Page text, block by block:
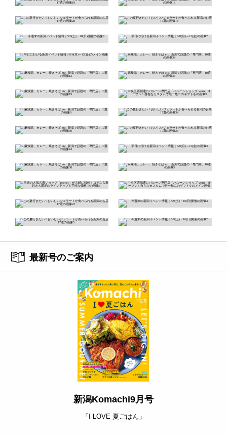
最新号のご案内
新潟Komachi9月号
「I LOVE 夏ごはん」